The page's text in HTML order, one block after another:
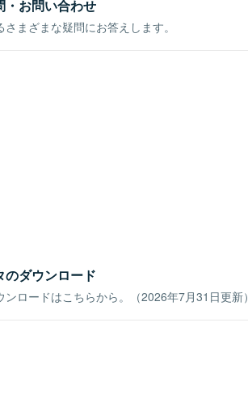
・お問い合わせ
まざまな疑問にお答えします。
のダウンロード
ロードはこちらから。（2026年7月31日更新）